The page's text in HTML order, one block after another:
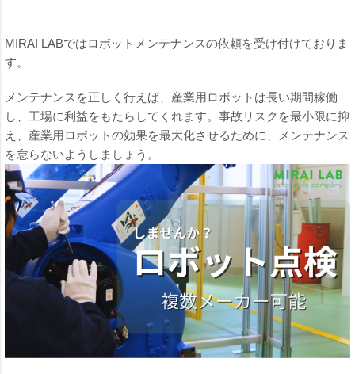
MIRAI LABではロボットメンテナンスの依頼を受け付けておりま
す。
メンテナンスを正しく行えば、産業用ロボットは長い期間稼働
し、工場に利益をもたらしてくれます。事故リスクを最小限に抑
え、産業用ロボットの効果を最大化させるために、メンテナンス
を怠らないようしましょう。